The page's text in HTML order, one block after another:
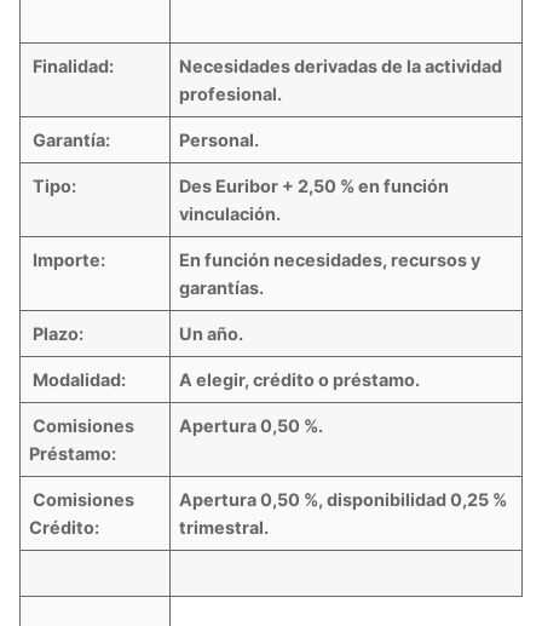
Finalidad:
Necesidades derivadas de la actividad
profesional.
Garantía: Personal.
Tipo:
Des Euribor + 2,50 % en función
vinculación.
Importe:
En función necesidades, recursos y
garantías.
Plazo: Un año.
Modalidad: A elegir, crédito o préstamo.
Comisiones
Préstamo:
Apertura 0,50 %.
Comisiones
Crédito:
Apertura 0,50 %, disponibilidad 0,25 %
trimestral.